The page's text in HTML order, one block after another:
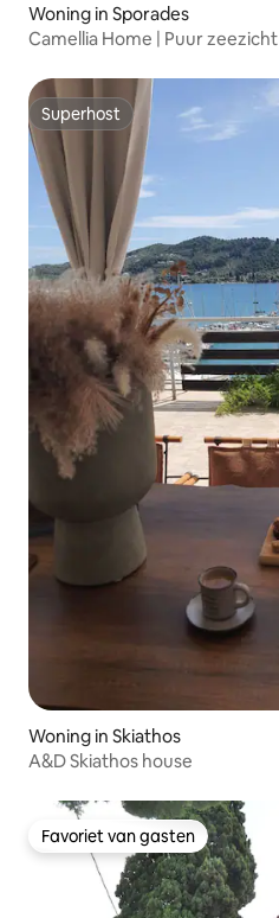
Woning in Sporades
Camellia Home | Puur zeezicht
Superhost
Superhost
Woning in Skiathos
A&D Skiathos house
Favoriet van gasten
Favoriet van gasten